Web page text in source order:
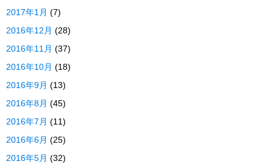
2017年1月 (7)
2016年12月 (28)
2016年11月 (37)
2016年10月 (18)
2016年9月 (13)
2016年8月 (45)
2016年7月 (11)
2016年6月 (25)
2016年5月 (32)